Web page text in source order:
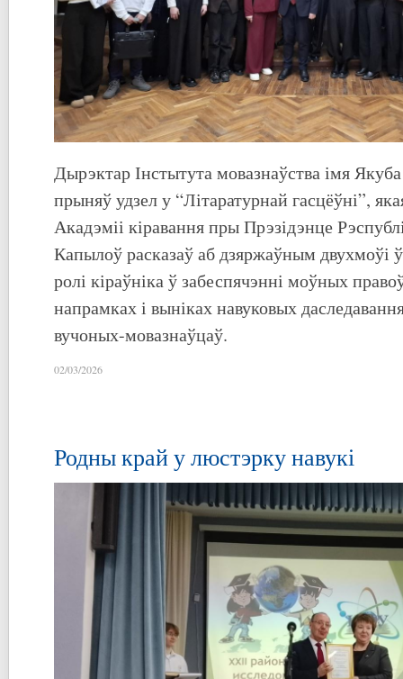
Дырэктар Інстытута мовазнаўства імя
прыняў удзел у “Літаратурнай гасцёўні”,
Акадэміі кіравання пры Прэзідэнце
Капылоў расказаў аб дзяржаўным двухмоўі
ролі кіраўніка ў забеспячэнні моўных
напрамках і выніках навуковых
вучоных-мовазнаўцаў.
02/03/2026
Родны край у люстэрку навукі